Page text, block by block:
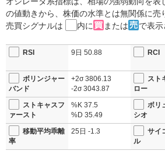
の値動きから、株価の水準とは無関係に売
売買シグナルは
内に または で表示
RSI 9日 50.88 RCI
ボリンジャー
バンド
+2σ3806.13
-2σ3043.87
スト
ロー
ストキャスフ
ァースト
%K 37.5
%D 35.49
ボリ
シオ
移動平均乖離
率
25日 -1.3
サイ
ル